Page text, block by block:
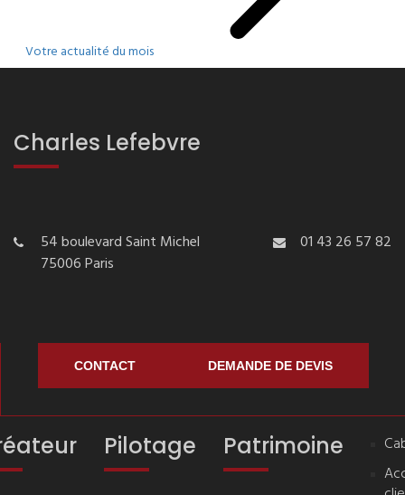
Votre actualité du mois
Charles Lefebvre
54 boulevard Saint Michel
75006 Paris
01 43 26 57 82
CONTACT DEMANDE DE DEVIS
Pilotage Patrimoine